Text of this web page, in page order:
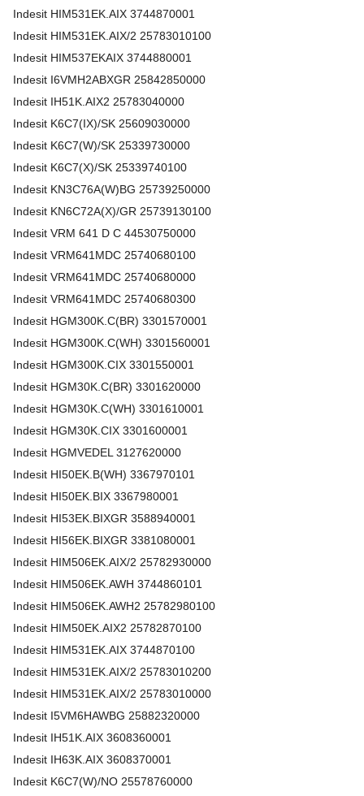
Indesit HIM531EK.AIX 3744870001
Indesit HIM531EK.AIX/2 25783010100
Indesit HIM537EKAIX 3744880001
Indesit I6VMH2ABXGR 25842850000
Indesit IH51K.AIX2 25783040000
Indesit K6C7(IX)/SK 25609030000
Indesit K6C7(W)/SK 25339730000
Indesit K6C7(X)/SK 25339740100
Indesit KN3C76A(W)BG 25739250000
Indesit KN6C72A(X)/GR 25739130100
Indesit VRM 641 D C 44530750000
Indesit VRM641MDC 25740680100
Indesit VRM641MDC 25740680000
Indesit VRM641MDC 25740680300
Indesit HGM300K.C(BR) 3301570001
Indesit HGM300K.C(WH) 3301560001
Indesit HGM300K.CIX 3301550001
Indesit HGM30K.C(BR) 3301620000
Indesit HGM30K.C(WH) 3301610001
Indesit HGM30K.CIX 3301600001
Indesit HGMVEDEL 3127620000
Indesit HI50EK.B(WH) 3367970101
Indesit HI50EK.BIX 3367980001
Indesit HI53EK.BIXGR 3588940001
Indesit HI56EK.BIXGR 3381080001
Indesit HIM506EK.AIX/2 25782930000
Indesit HIM506EK.AWH 3744860101
Indesit HIM506EK.AWH2 25782980100
Indesit HIM50EK.AIX2 25782870100
Indesit HIM531EK.AIX 3744870100
Indesit HIM531EK.AIX/2 25783010200
Indesit HIM531EK.AIX/2 25783010000
Indesit I5VM6HAWBG 25882320000
Indesit IH51K.AIX 3608360001
Indesit IH63K.AIX 3608370001
Indesit K6C7(W)/NO 25578760000